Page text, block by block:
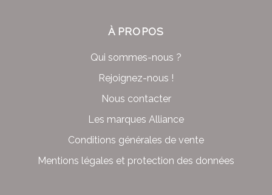
À PROPOS
Qui sommes-nous ?
Rejoignez-nous !
Nous contacter
Les marques Alliance
Conditions générales de vente
Mentions légales et protection des données